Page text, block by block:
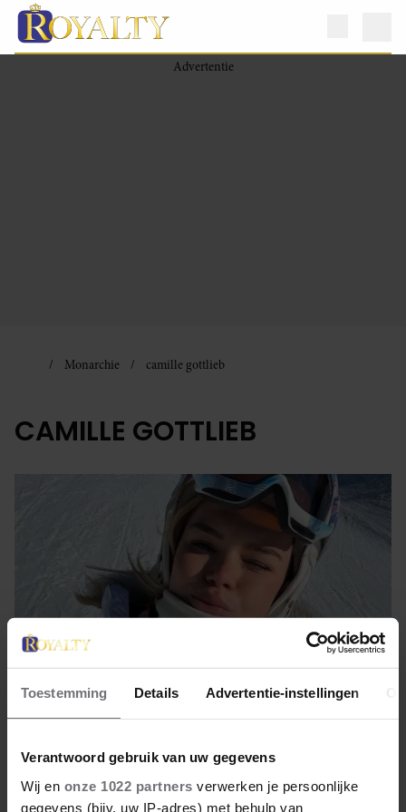
Toestemming Details Advertentie-instellingen
Verantwoord gebruik van uw gegevens
Wij en onze 1022 partners verwerken je persoonlijke
gegevens (bijv. uw IP-adres) met behulp van
Monarchie camille gottlieb
CAMILLE GOTTLIEB
1 maart 2023
KIJK, CAMILLE GOTTLIEB OP